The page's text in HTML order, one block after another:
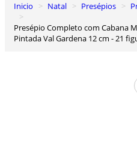
Inicio Natal Presépios
Presépio Completo com Cabana Modelo Original Redentor Madeira
Pintada Val Gardena 12 cm - 21